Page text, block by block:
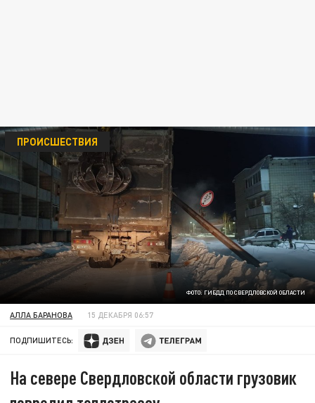
ФОТО: ГИБДД ПО СВЕРДЛОВСКОЙ ОБЛАСТИ
ПРОИСШЕСТВИЯ
АЛЛА БАРАНОВА 15 ДЕКАБРЯ 06:57
ПОДПИШИТЕСЬ:
На севере Свердловской области грузовик